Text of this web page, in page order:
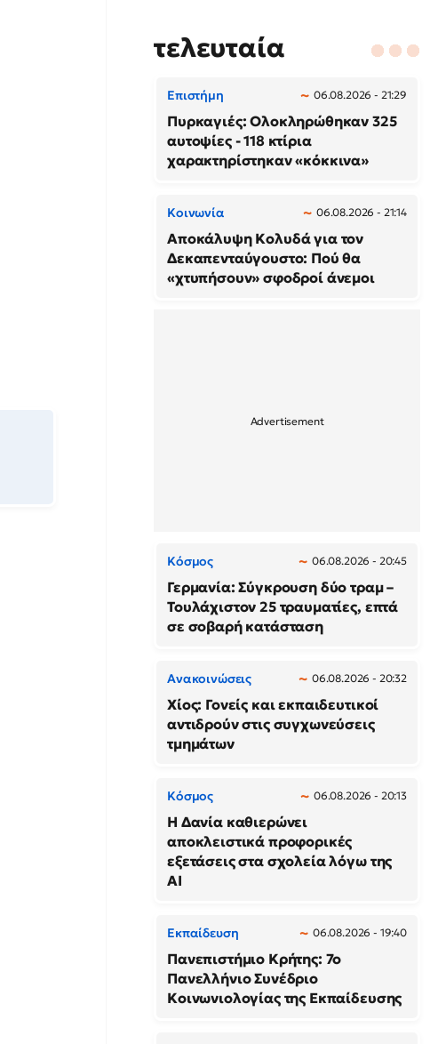
τελευταία
Επιστήμη 06.08.2026 - 21:29
Πυρκαγιές: Ολοκληρώθηκαν 325
αυτοψίες - 118 κτίρια
χαρακτηρίστηκαν «κόκκινα»
Κοινωνία 06.08.2026 - 21:14
Αποκάλυψη Κολυδά για τον
Δεκαπενταύγουστο: Πού θα
«χτυπήσουν» σφοδροί άνεμοι
Κόσμος 06.08.2026 - 20:45
Γερμανία: Σύγκρουση δύο τραμ –
Τουλάχιστον 25 τραυματίες, επτά
σε σοβαρή κατάσταση
Ανακοινώσεις 06.08.2026 - 20:32
Χίος: Γονείς και εκπαιδευτικοί
αντιδρούν στις συγχωνεύσεις
τμημάτων
Κόσμος 06.08.2026 - 20:13
Η Δανία καθιερώνει
αποκλειστικά προφορικές
εξετάσεις στα σχολεία λόγω της
AI
Εκπαίδευση 06.08.2026 - 19:40
Πανεπιστήμιο Κρήτης: 7ο
Πανελλήνιο Συνέδριο
Κοινωνιολογίας της Εκπαίδευσης